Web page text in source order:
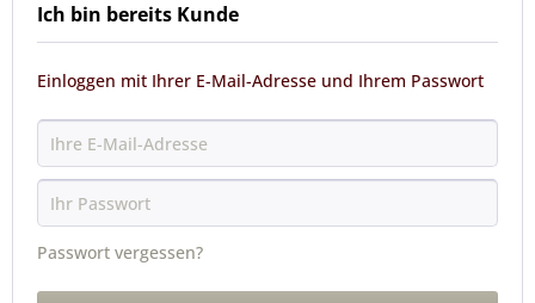
Ich bin bereits Kunde
Einloggen mit Ihrer E-Mail-Adresse und Ihrem Passwort
Passwort vergessen?